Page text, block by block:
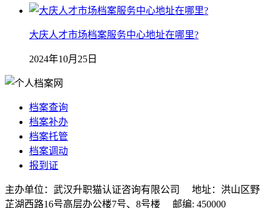
大庆人才市场档案服务中心地址在哪里?
2024年10月25日
档案查询
档案补办
档案托管
档案调动
报到证
主办单位：武汉升职猫认证咨询有限公司 地址：洪山区野
芷湖西路16号高层办公楼7号、8号楼 邮编: 450000